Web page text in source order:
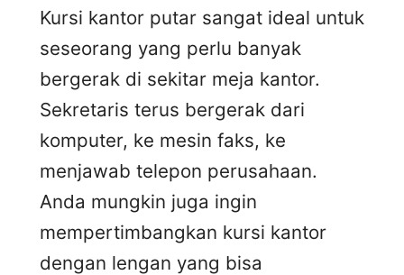
Kursi kantor putar sangat ideal untuk
seseorang yang perlu banyak
bergerak di sekitar meja kantor.
Sekretaris terus bergerak dari
komputer, ke mesin faks, ke
menjawab telepon perusahaan.
Anda mungkin juga ingin
mempertimbangkan kursi kantor
dengan lengan yang bisa